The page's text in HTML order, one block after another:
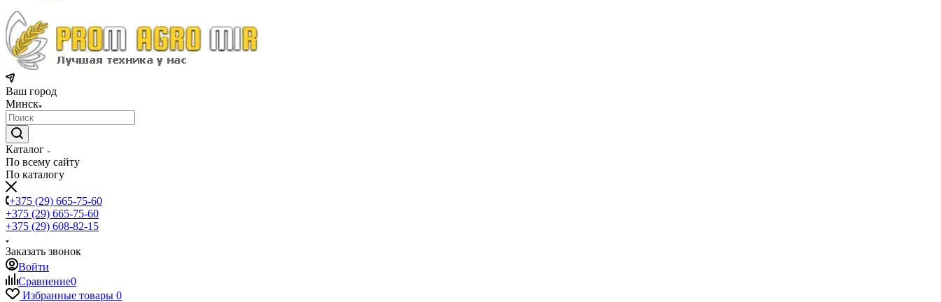
Ваш город
Минск
Каталог
По всему сайту
По каталогу
+375 (29) 665-75-60
+375 (29) 665-75-60
+375 (29) 608-82-15
Заказать звонок
Войти
Сравнение0
Избранные товары 0